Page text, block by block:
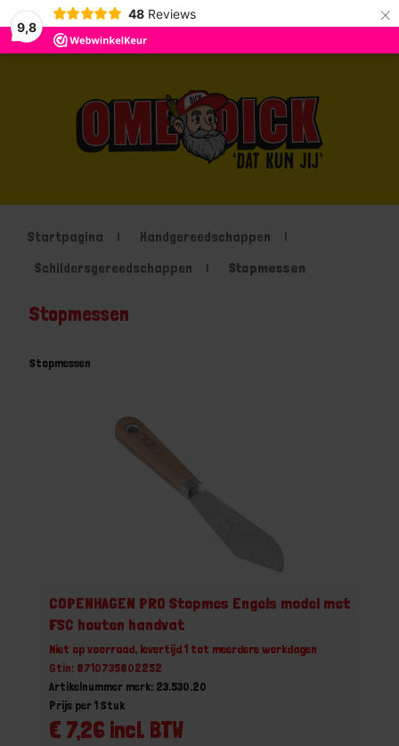
9,8
48 Reviews ×
Startpagina
Handgereedschappen
Schildersgereedschappen
Stopmessen
Stopmessen
Stopmessen
COPENHAGEN PRO Stopmes Engels model met
FSC houten handvat
Niet op voorraad, levertijd 1 tot meerdere werkdagen
Gtin: 8710735802252
Artikelnummer merk: 23.530.20
€ 7,26 incl. BTW
Prijs per 1 Stuk